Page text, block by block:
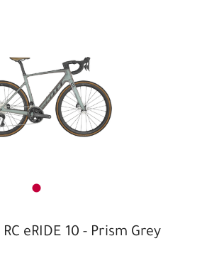
eRIDE 10 - Prism Grey